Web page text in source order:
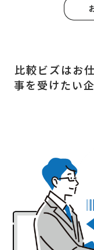
比較ビズはお
事を受けたい